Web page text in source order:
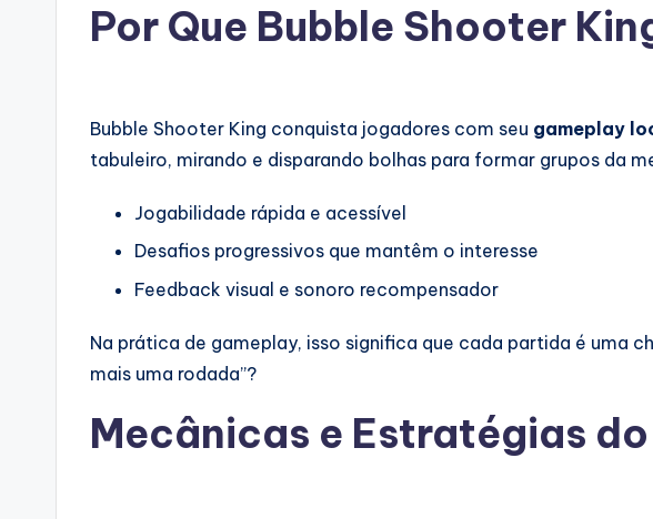
Por Que Bubble Shooter
Bubble Shooter King conquista jogadores com seu gameplay
tabuleiro, mirando e disparando bolhas para formar grupos da
Jogabilidade rápida e acessível
Desafios progressivos que mantêm o interesse
Feedback visual e sonoro recompensador
Na prática de gameplay, isso significa que cada partida é uma
mais uma rodada”?
Mecânicas e Estratégias